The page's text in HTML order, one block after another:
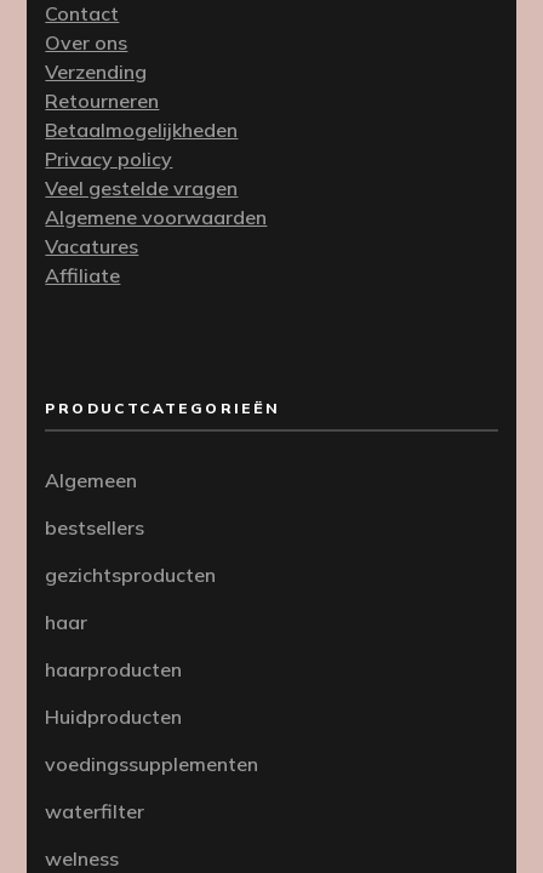
Contact
Over ons
Verzending
Retourneren
Betaalmogelijkheden
Privacy policy
Veel gestelde vragen
Algemene voorwaarden
Vacatures
Affiliate
PRODUCTCATEGORIEËN
Algemeen
bestsellers
gezichtsproducten
haar
haarproducten
Huidproducten
voedingssupplementen
waterfilter
welness